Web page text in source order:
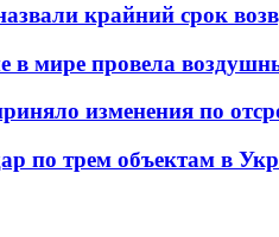
крайний срок
в мире провела
изменения по
по трем объектам в